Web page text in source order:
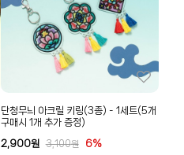
단청무늬 아크릴 키링(3종) - 1세트(5개
구매시 1개 추가 증정)
2,900원 3,100원 6%